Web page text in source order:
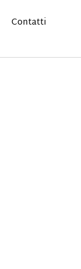
Contatti